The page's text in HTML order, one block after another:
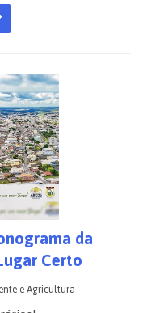
da
Certo
e Agricultura